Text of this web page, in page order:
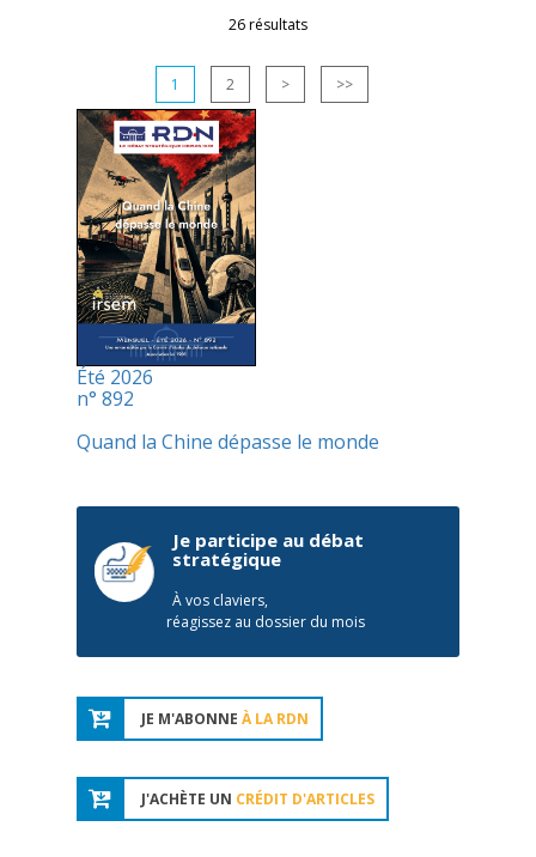
26 résultats
1 2 > >>
Été 2026
n° 892
Quand la Chine dépasse le monde
Je participe au débat
stratégique
À vos claviers,
réagissez au dossier du mois
JE M'ABONNE À LA RDN
J'ACHÈTE UN CRÉDIT D'ARTICLES